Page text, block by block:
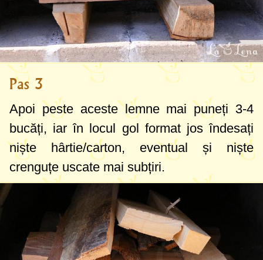
Pas 3
Apoi peste aceste lemne mai puneți 3-4
bucăți, iar în locul gol format jos îndesați
niște hârtie/carton, eventual și niște
crenguțe uscate mai subțiri.